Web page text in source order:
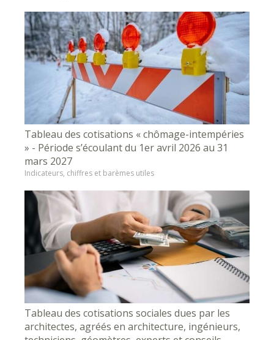
Tableau des cotisations « chômage-intempéries
» - Période s’écoulant du 1er avril 2026 au 31
mars 2027
Indicateurs, chiffres et barèmes utiles
Tableau des cotisations sociales dues par les
architectes, agréés en architecture, ingénieurs,